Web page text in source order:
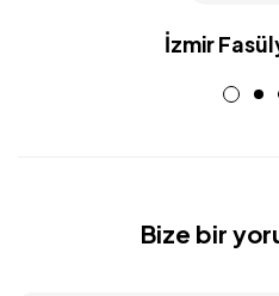
İzmir
Bize bir